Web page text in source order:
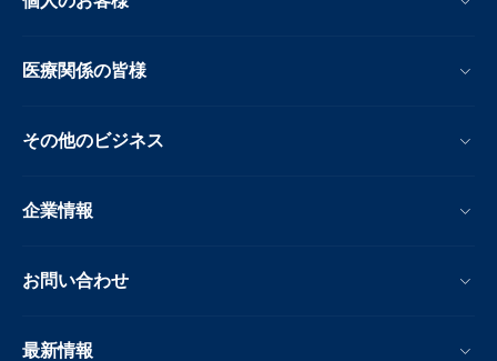
医療関係の皆様
その他のビジネス
企業情報
お問い合わせ
最新情報